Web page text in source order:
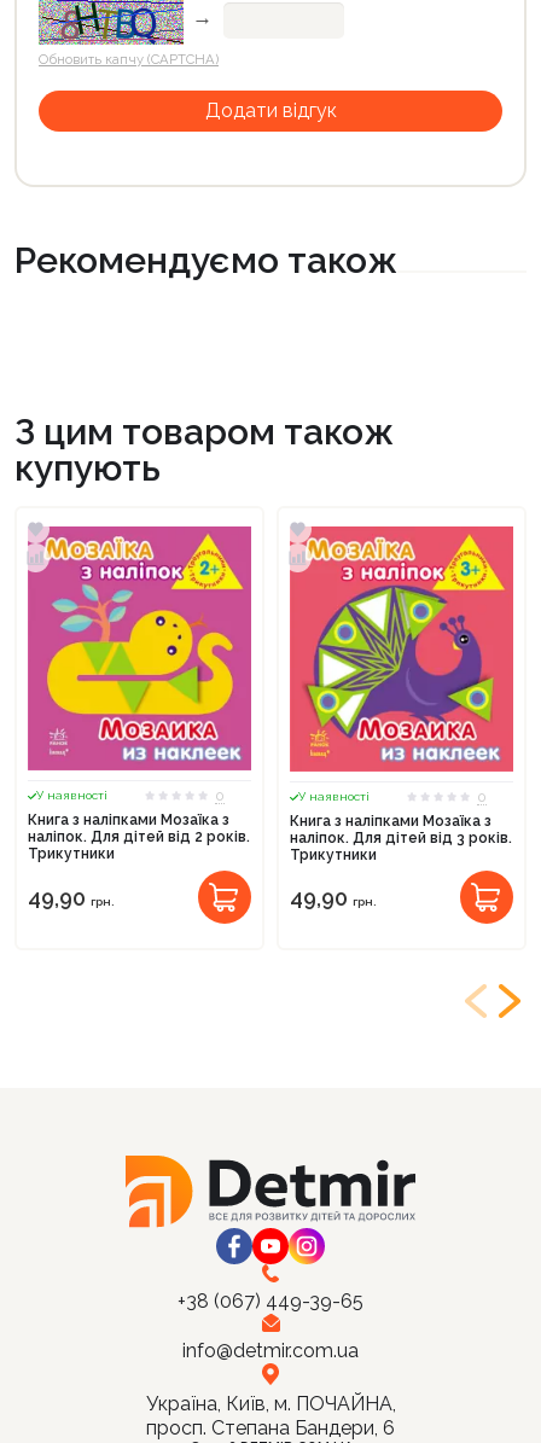
→
Обновить капчу (CAPTCHA)
Рекомендуємо також
З цим товаром також
купують
У наявності
0
Книга з наліпками Мозаїка з
наліпок. Для дітей від 2 років.
Трикутники
49,90 грн.
У наявності
0
Книга з наліпками Мозаїка з
наліпок. Для дітей від 3 років.
Трикутники
49,90 грн.
+38 (067) 449-39-65
info@detmir.com.ua
Україна, Київ, м. ПОЧАЙНА,
просп. Степана Бандери, 6